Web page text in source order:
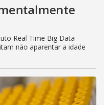
Real Time Big Data
não aparentar a idade